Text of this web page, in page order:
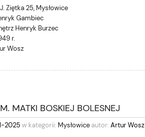
Ziętka 25, Mysłowice
Gambiec
Henryk Burzec
r.
Wosz
MATKI BOSKIEJ BOLESNEJ
2025w kategorii: Mysłowice autor: Artur Wosz